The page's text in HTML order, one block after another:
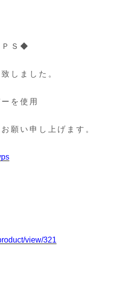
ＰＳ◆
しました。
を使用
願い申し上げます。
view/321